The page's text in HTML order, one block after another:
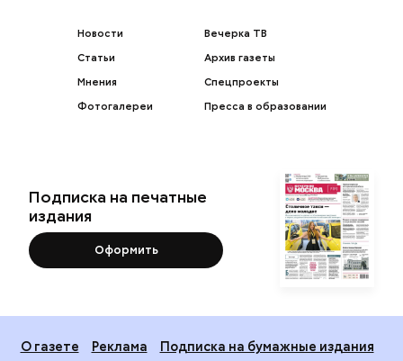
Новости
Статьи
Мнения
Фотогалереи
Вечерка ТВ
Архив газеты
Спецпроекты
Пресса в образовании
Подписка на печатные
издания
Оформить
О газете Реклама
Подписка на бумажные издания